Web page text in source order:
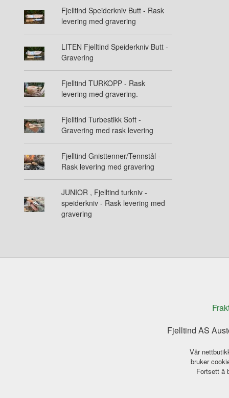
Fjelltind Speiderkniv Butt - Rask
levering med gravering
LITEN Fjelltind Speiderkniv Butt -
Gravering
Fjelltind TURKOPP - Rask
levering med gravering.
Fjelltind Turbestikk Soft -
Gravering med rask levering
Fjelltind Gnisttenner/Tennstål -
Rask levering med gravering
JUNIOR , Fjelltind turkniv -
speiderkniv - Rask levering med
gravering
Fjelltind AS
Vår
bruker
Fortsett å